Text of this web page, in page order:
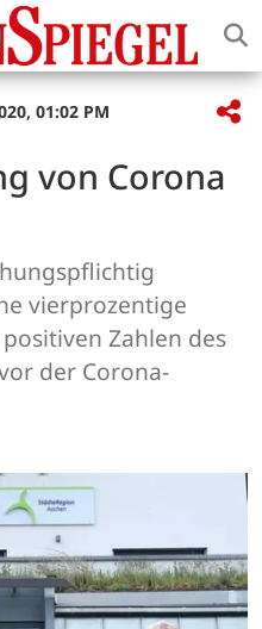
01:02 PM
von Corona
vierprozentige
Zahlen des
der Corona-